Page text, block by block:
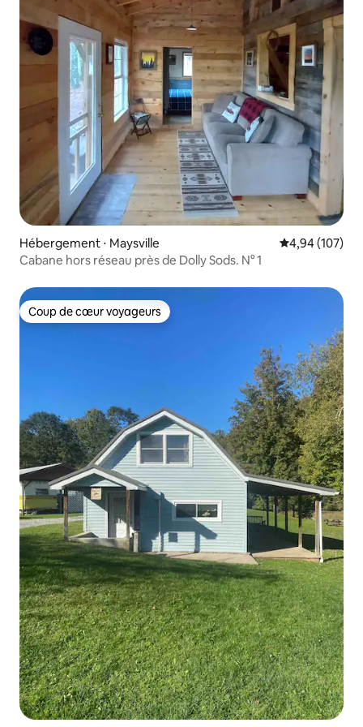
Hébergement ⋅ Maysville Évaluation
4,94 (107)
Cabane hors réseau près de Dolly Sods. N° 1
Coup de cœur voyageurs
Coup de cœur voyageurs